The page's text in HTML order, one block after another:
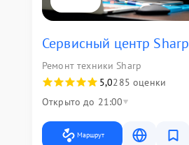
Сервисный центр Sharp
Ремонт техники Sharp
5,0285 оценки
Открыто до 21:00
Маршрут